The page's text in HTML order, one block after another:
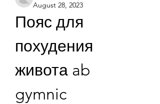
August 28, 2023
Пояс для
похудения
живота ab
gymnic